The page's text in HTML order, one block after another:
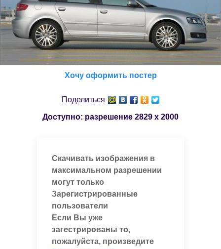
Хочу оформить постер
Поделиться
Доступно: разрешение 2829 x 2000
Скачивать изображения в
максимальном разрешении
могут только
Зарегистрированные
пользователи
Если Вы уже
загестрированы то,
пожалуйста, произведите